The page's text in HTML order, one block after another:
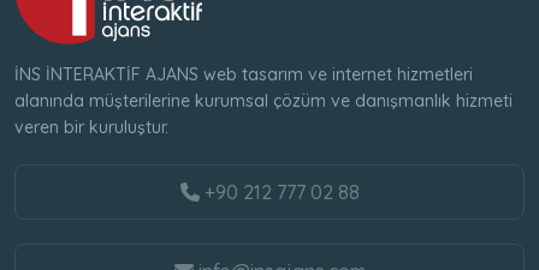
İNS İNTERAKTİF AJANS web tasarım ve internet hizmetleri
alanında müşterilerine kurumsal çözüm ve danışmanlık hizmeti
veren bir kuruluştur.
+90 212 777 02 88